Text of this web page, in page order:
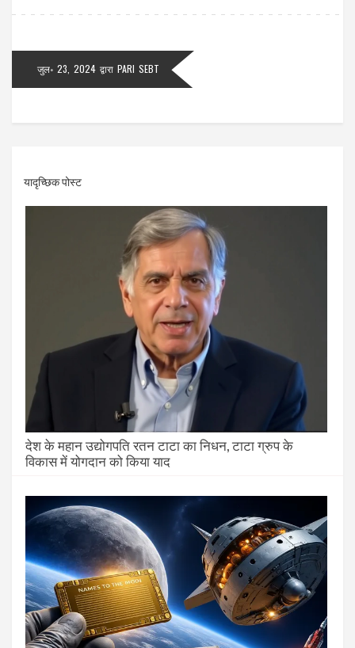
जुल॰ 23, 2024 द्वारा PARI SEBT
यादृच्छिक पोस्ट
देश के महान उद्योगपति रतन टाटा का निधन, टाटा ग्रुप के
विकास में योगदान को किया याद